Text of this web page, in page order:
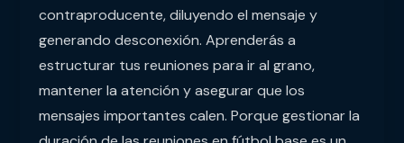
contraproducente, diluyendo el mensaje y
generando desconexión. Aprenderás a
estructurar tus reuniones para ir al grano,
mantener la atención y asegurar que los
mensajes importantes calen. Porque gestionar la